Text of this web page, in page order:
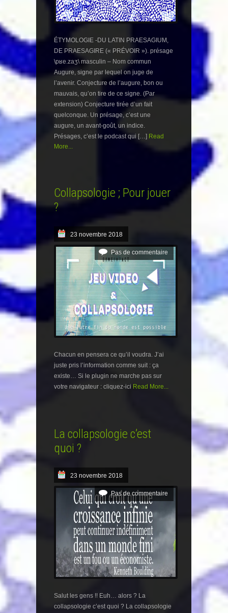
ÉTYMOLOGIE -DU LATIN PRAESAGIUM,
DE PRAESAGIRE (« PRÉVOIR »). présage
\pʁe.zaʒ\ masculin – Nom commun
Augure, signe par lequel on juge de
l’avenir. Conjecture de l’augure, bon ou
mauvais, qu’on tire de ce signe. (Par
extension) Conjecture tirée d’un fait
quelconque. Un présage, c’est une
augure, un avant-goût, un indice.
Présages, c’est le podcast qui […] Read
More...
Collapsologie ; Pour jouer
?
23 novembre 2018
Pas de commentaire
Chacun en pensera ce qu’il voudra. J’ai
juste pris l’information comme suit : ça
existe… Si le plugin ne marche pas sur
votre navigateur : cliquez-ici Read More...
La collapsologie c’est
quoi ?
23 novembre 2018
Pas de commentaire
Salut les gens !! Euh… alors ? La
collapsologie c’est quoi ? La collapsologie